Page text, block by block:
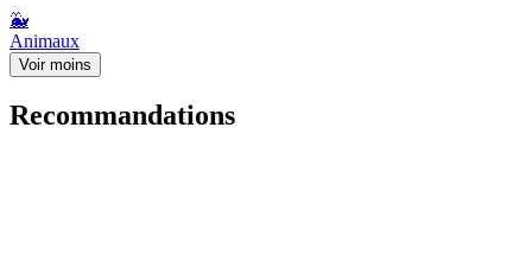
🐳
Animaux
Voir moins
Recommandations